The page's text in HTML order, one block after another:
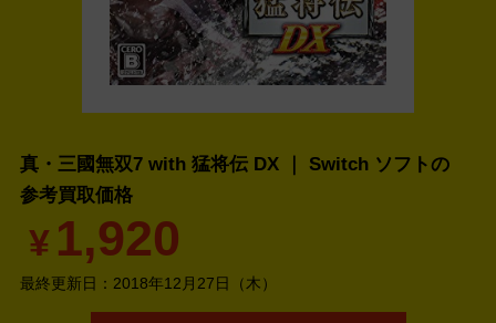
真・三國無双7 with 猛将伝 DX ｜ Switch ソフトの
参考買取価格
¥ 1,920
最終更新日： 2018年12月27日（木）